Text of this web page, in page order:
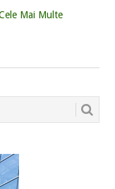
Mai Multe